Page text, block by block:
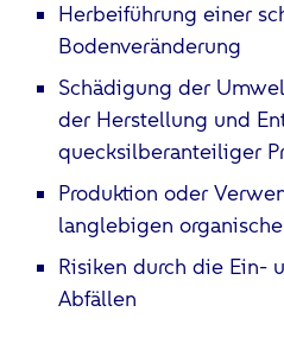
Herbeiführung einer
Bodenveränderung
Schädigung der
der Herstellung und
quecksilberanteiliger
Produktion oder
langlebigen
Risiken durch die Ein-
Abfällen